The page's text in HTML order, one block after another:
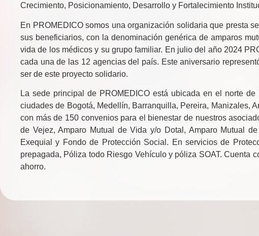
Crecimiento, Posicionamiento, Desarrollo y Fortalecimiento
En PROMEDICO somos una organización solidaria que presta
sus beneficiarios, con la denominación genérica de amparos
vida de los médicos y su grupo familiar. En julio del año 2024
cada una de las 12 agencias del país. Este aniversario
ser de este proyecto solidario.
La sede principal de PROMEDICO está ubicada en el norte
ciudades de Bogotá, Medellín, Barranquilla, Pereira, Manizales,
con más de 150 convenios para el bienestar de nuestros
de Vejez, Amparo Mutual de Vida y/o Dotal, Amparo Mutual
Exequial y Fondo de Protección Social. En servicios de
prepagada, Póliza todo Riesgo Vehículo y póliza SOAT. Cuenta
ahorro.